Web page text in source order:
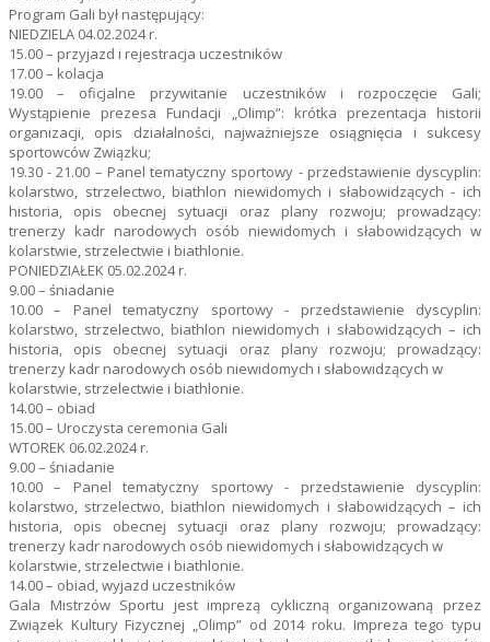
Program Gali był następujący:
NIEDZIELA 04.02.2024 r.
15.00 – przyjazd i rejestracja uczestników
17.00 – kolacja
19.00 – oficjalne przywitanie uczestników i rozpoczęcie Gali;
Wystąpienie prezesa Fundacji „Olimp”: krótka prezentacja historii
organizacji, opis działalności, najważniejsze osiągnięcia i sukcesy
sportowców Związku;
19.30 - 21.00 – Panel tematyczny sportowy - przedstawienie dyscyplin:
kolarstwo, strzelectwo, biathlon niewidomych i słabowidzących - ich
historia, opis obecnej sytuacji oraz plany rozwoju; prowadzący:
trenerzy kadr narodowych osób niewidomych i słabowidzących w
kolarstwie, strzelectwie i biathlonie.
PONIEDZIAŁEK 05.02.2024 r.
9.00 – śniadanie
10.00 – Panel tematyczny sportowy - przedstawienie dyscyplin:
kolarstwo, strzelectwo, biathlon niewidomych i słabowidzących – ich
historia, opis obecnej sytuacji oraz plany rozwoju; prowadzący:
trenerzy kadr narodowych osób niewidomych i słabowidzących w
kolarstwie, strzelectwie i biathlonie.
14.00 – obiad
15.00 – Uroczysta ceremonia Gali
WTOREK 06.02.2024 r.
9.00 – śniadanie
10.00 – Panel tematyczny sportowy - przedstawienie dyscyplin:
kolarstwo, strzelectwo, biathlon niewidomych i słabowidzących – ich
historia, opis obecnej sytuacji oraz plany rozwoju; prowadzący:
trenerzy kadr narodowych osób niewidomych i słabowidzących w
kolarstwie, strzelectwie i biathlonie.
14.00 – obiad, wyjazd uczestników
Gala Mistrzów Sportu jest imprezą cykliczną organizowaną przez
Związek Kultury Fizycznej „Olimp” od 2014 roku. Impreza tego typu